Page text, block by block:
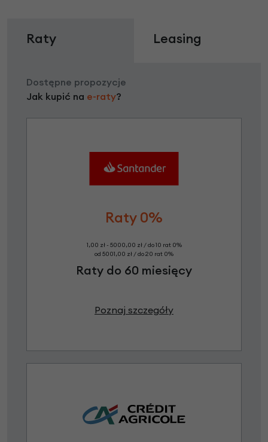
Raty Leasing
Dostępne propozycje
Jak kupić na e-raty?
Raty 0%
1,00 zł - 5000,00 zł / do 10 rat 0%
od 5001,00 zł / do 20 rat 0%
Raty do 60 miesięcy
Poznaj szczegóły